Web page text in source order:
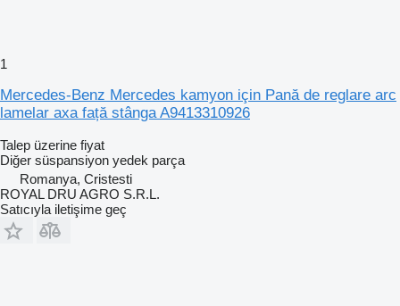
1
Mercedes-Benz Mercedes kamyon için Pană de reglare arc
lamelar axa față stânga A9413310926
Talep üzerine fiyat
Diğer süspansiyon yedek parça
Romanya, Cristesti
ROYAL DRU AGRO S.R.L.
Satıcıyla iletişime geç